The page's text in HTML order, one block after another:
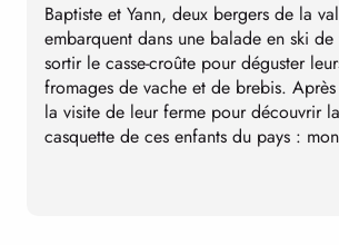
Baptiste et Yann, deux bergers de la
embarquent dans une balade en ski
sortir le casse-croûte pour déguster
fromages de vache et de brebis.
la visite de leur ferme pour découvrir
casquette de ces enfants du pays :